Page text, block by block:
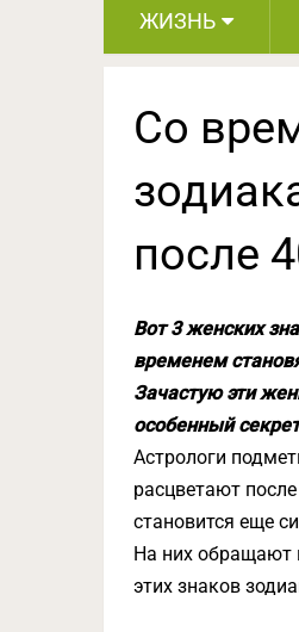
ЖИЗНЬ
Со
после
Вот 3 женских
временем
Зачастую эти
особенный
Астрологи
расцветают
становится еще
На них обращают
этих знаков